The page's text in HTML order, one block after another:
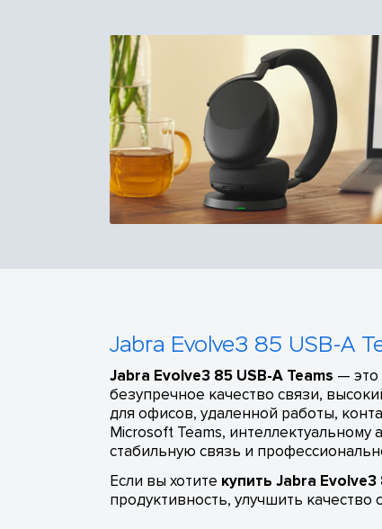
Jabra Evolve3 85 USB-A
Jabra Evolve3 85 USB-A Teams — это
безупречное качество связи,
для офисов, удаленной работы,
Microsoft Teams,
стабильную связь и
Если вы хотите купить Jabra Evolve3
продуктивность, улучшить